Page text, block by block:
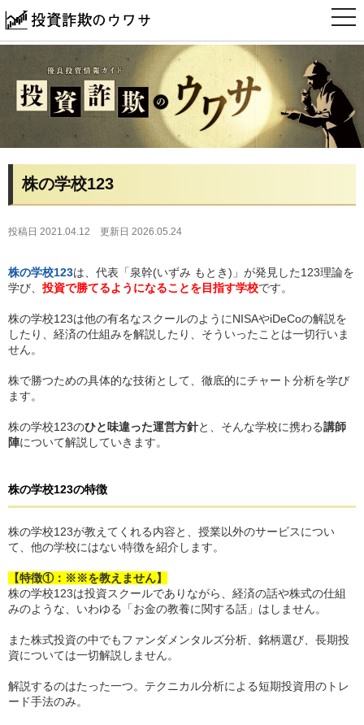
t
o
g
a
i
a
株の学校123
投稿日 2021.04.12 更新日 2026.05.24
株の学校123は、代表「泉幹(いずみ もとき)」が発見した123理論を
学び、 投資で勝てるようになることを目指す学校です。
株の学校123は他の有名なスクールのようにNISAやiDeCoの解説を
したり、経済の仕組みを解説したり、そういったことは一切行いま
せん。
株で勝つための具体的な技術として、徹底的にチャート分析を学び
ます。
株の学校123のひと味違った運営方針と、そんな学校に携わる講師
陣について解説していきます。
株の学校123の特徴
株の学校123が教えてくれる内容と、授業以外のサービスについ
て、他の学校にはない特徴を紹介します。
【特徴①：※※を教えません】
株の学校123は投資スクールでありながら、経済の話や株式の仕組
みのような、いわゆる「お金の教養に関する話」はしません。
また株式投資の中でもファンダメンタルズ分析、銘柄選び、長期投
資については一切解説しません。
解説するのはたった一つ。テクニカル分析による短期投資用のトレ
ード手法のみ。